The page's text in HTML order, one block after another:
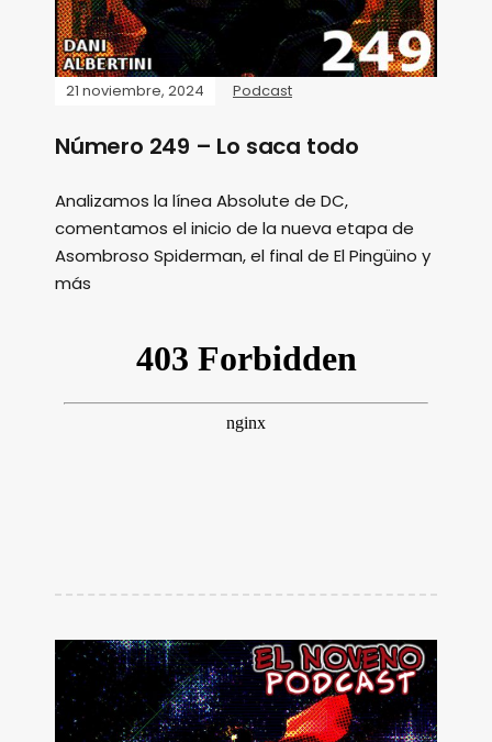
21 noviembre, 2024 Podcast
Número 249 – Lo saca todo
Analizamos la línea Absolute de DC,
comentamos el inicio de la nueva etapa de
Asombroso Spiderman, el final de El Pingüino y
más